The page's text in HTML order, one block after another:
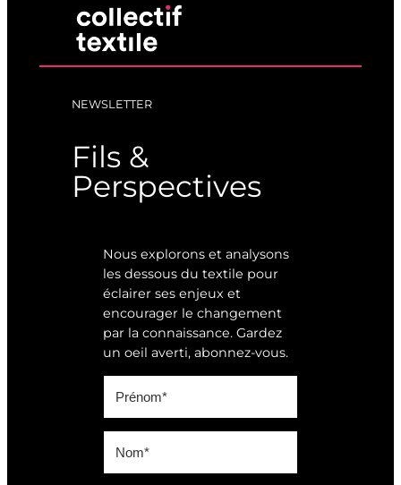
NEWSLETTER
Fils &
Perspectives
Nous explorons et analysons
les dessous du textile pour
éclairer ses enjeux et
encourager le changement
par la connaissance. Gardez
un oeil averti, abonnez-vous.